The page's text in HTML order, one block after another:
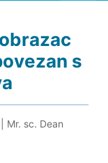
s
Mr. sc. Dean